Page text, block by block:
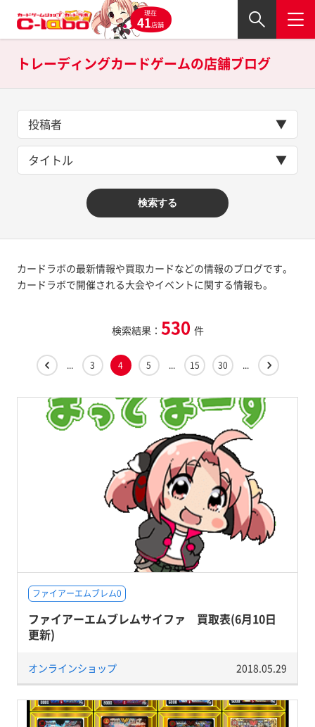
現在
41店舗
トレーディングカードゲームの店舗ブログ
投稿者
タイトル
検索する
カードラボの最新情報や買取カードなどの情報のブログです。
カードラボで開催される大会やイベントに関する情報も。
検索結果： 530 件
... 3 4 5 ... 15 30 ...
ファイアーエムブレム0
ファイアーエムブレムサイファ 買取表(6月10日
更新)
オンラインショップ 2018.05.29